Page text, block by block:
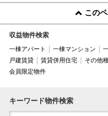
この
収益物件検索
一棟アパート 一棟マンション
戸建賃貸
賃貸併用住宅 その他
会員限定物件
キーワード物件検索